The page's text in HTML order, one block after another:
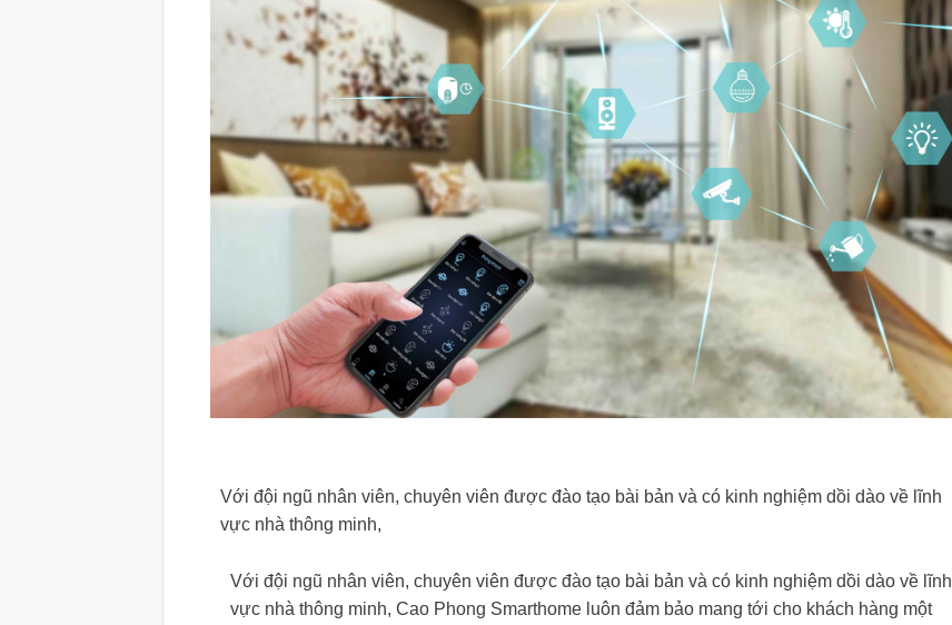
Với đội ngũ nhân viên, chuyên viên được đào tạo bài bản và có kinh nghiệm dồi dào về lĩnh
vực nhà thông minh,
Với đội ngũ nhân viên, chuyên viên được đào tạo bài bản và có kinh nghiệm dồi dào về lĩnh
vực nhà thông minh, Cao Phong Smarthome luôn đảm bảo mang tới cho khách hàng một